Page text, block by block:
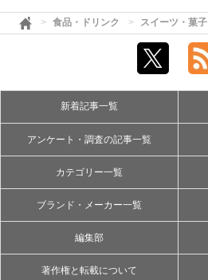
食品・ドリンク スイーツ・菓子
新着記事一覧
アンケート・調査の記事一覧
カテゴリー一覧
ブランド・メーカー一覧
編集部
著作権と転載について